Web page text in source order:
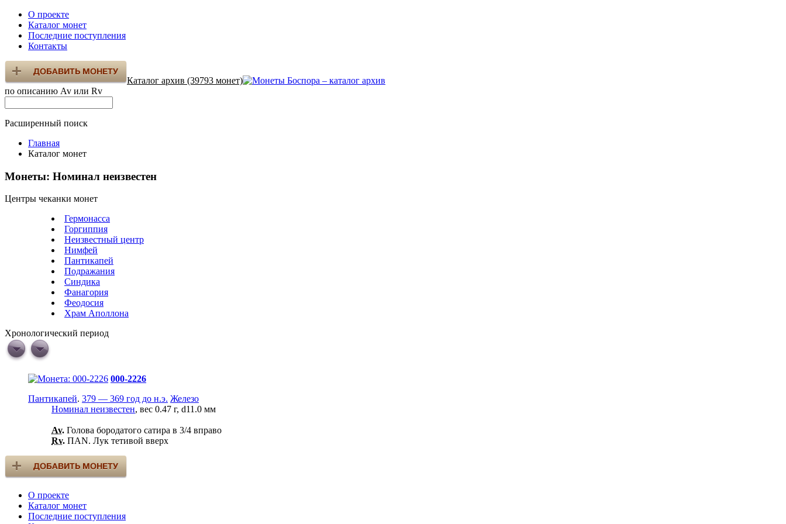
О проекте
Каталог монет
Последние поступления
Контакты
Каталог архив (39793 монет)
по описанию Av или Rv
Расширенный поиск
Главная
Каталог монет
Монеты: Номинал неизвестен
Центры чеканки монет
Гермонасса
Горгиппия
Неизвестный центр
Нимфей
Пантикапей
Подражания
Синдика
Фанагория
Феодосия
Храм Аполлона
Хронологический период
000-2226
Пантикапей. 379 — 369 год до н.э. Железо
Номинал неизвестен, вес 0.47 г, d11.0 мм
Av. Голова бородатого сатира в 3/4 вправо
Rv. ПАN. Лук тетивой вверх
О проекте
Каталог монет
Последние поступления